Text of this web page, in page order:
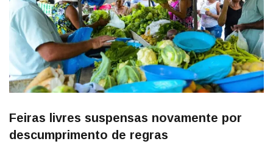
Feiras livres suspensas novamente por
descumprimento de regras